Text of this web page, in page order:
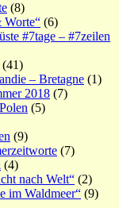
(8)
Worte“ (6)
#7tage – #7zeilen
(41)
– Bretagne (1)
2018 (7)
(5)
(9)
(7)
(4)
nach Welt“ (2)
im Waldmeer“ (9)